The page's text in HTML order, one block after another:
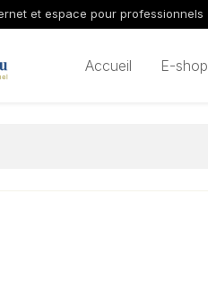
et espace pour professionnels
Accueil E-shop